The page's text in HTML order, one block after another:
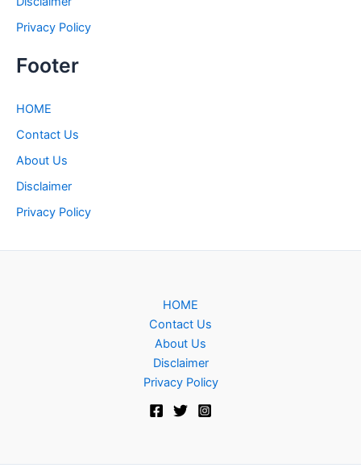
Privacy Policy
Footer
HOME
Contact Us
About Us
Disclaimer
Privacy Policy
HOME
Contact Us
About Us
Disclaimer
Privacy Policy